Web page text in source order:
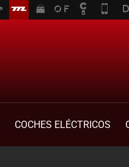
COCHES ELÉCTRICOS